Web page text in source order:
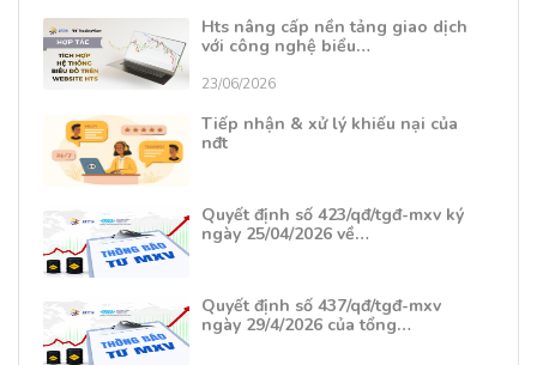
Hts nâng cấp nền tảng giao dịch
với công nghệ biểu…
23/06/2026
Tiếp nhận & xử lý khiếu nại của
nđt
Quyết định số 423/qđ/tgđ-mxv ký
ngày 25/04/2026 về…
Quyết định số 437/qđ/tgđ-mxv
ngày 29/4/2026 của tổng…